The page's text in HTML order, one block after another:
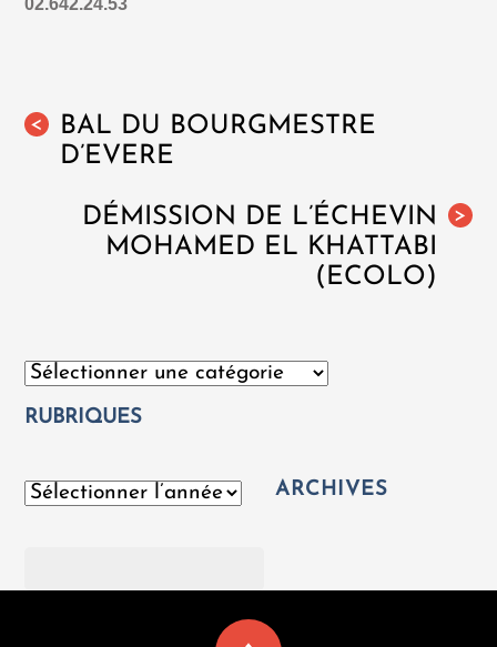
<
BAL DU BOURGMESTRE
D’EVERE
>
DÉMISSION DE L’ÉCHEVIN
MOHAMED EL KHATTABI
(ECOLO)
Catégories
RUBRIQUES
Archives ARCHIVES